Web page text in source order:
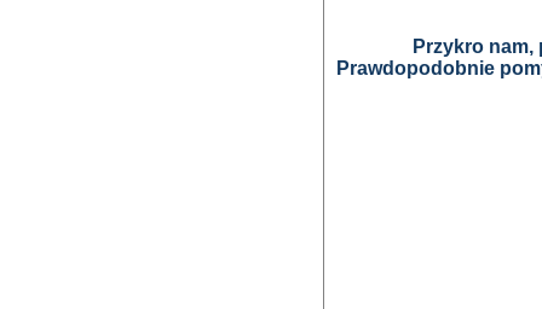
Przykro
Prawdopodobnie